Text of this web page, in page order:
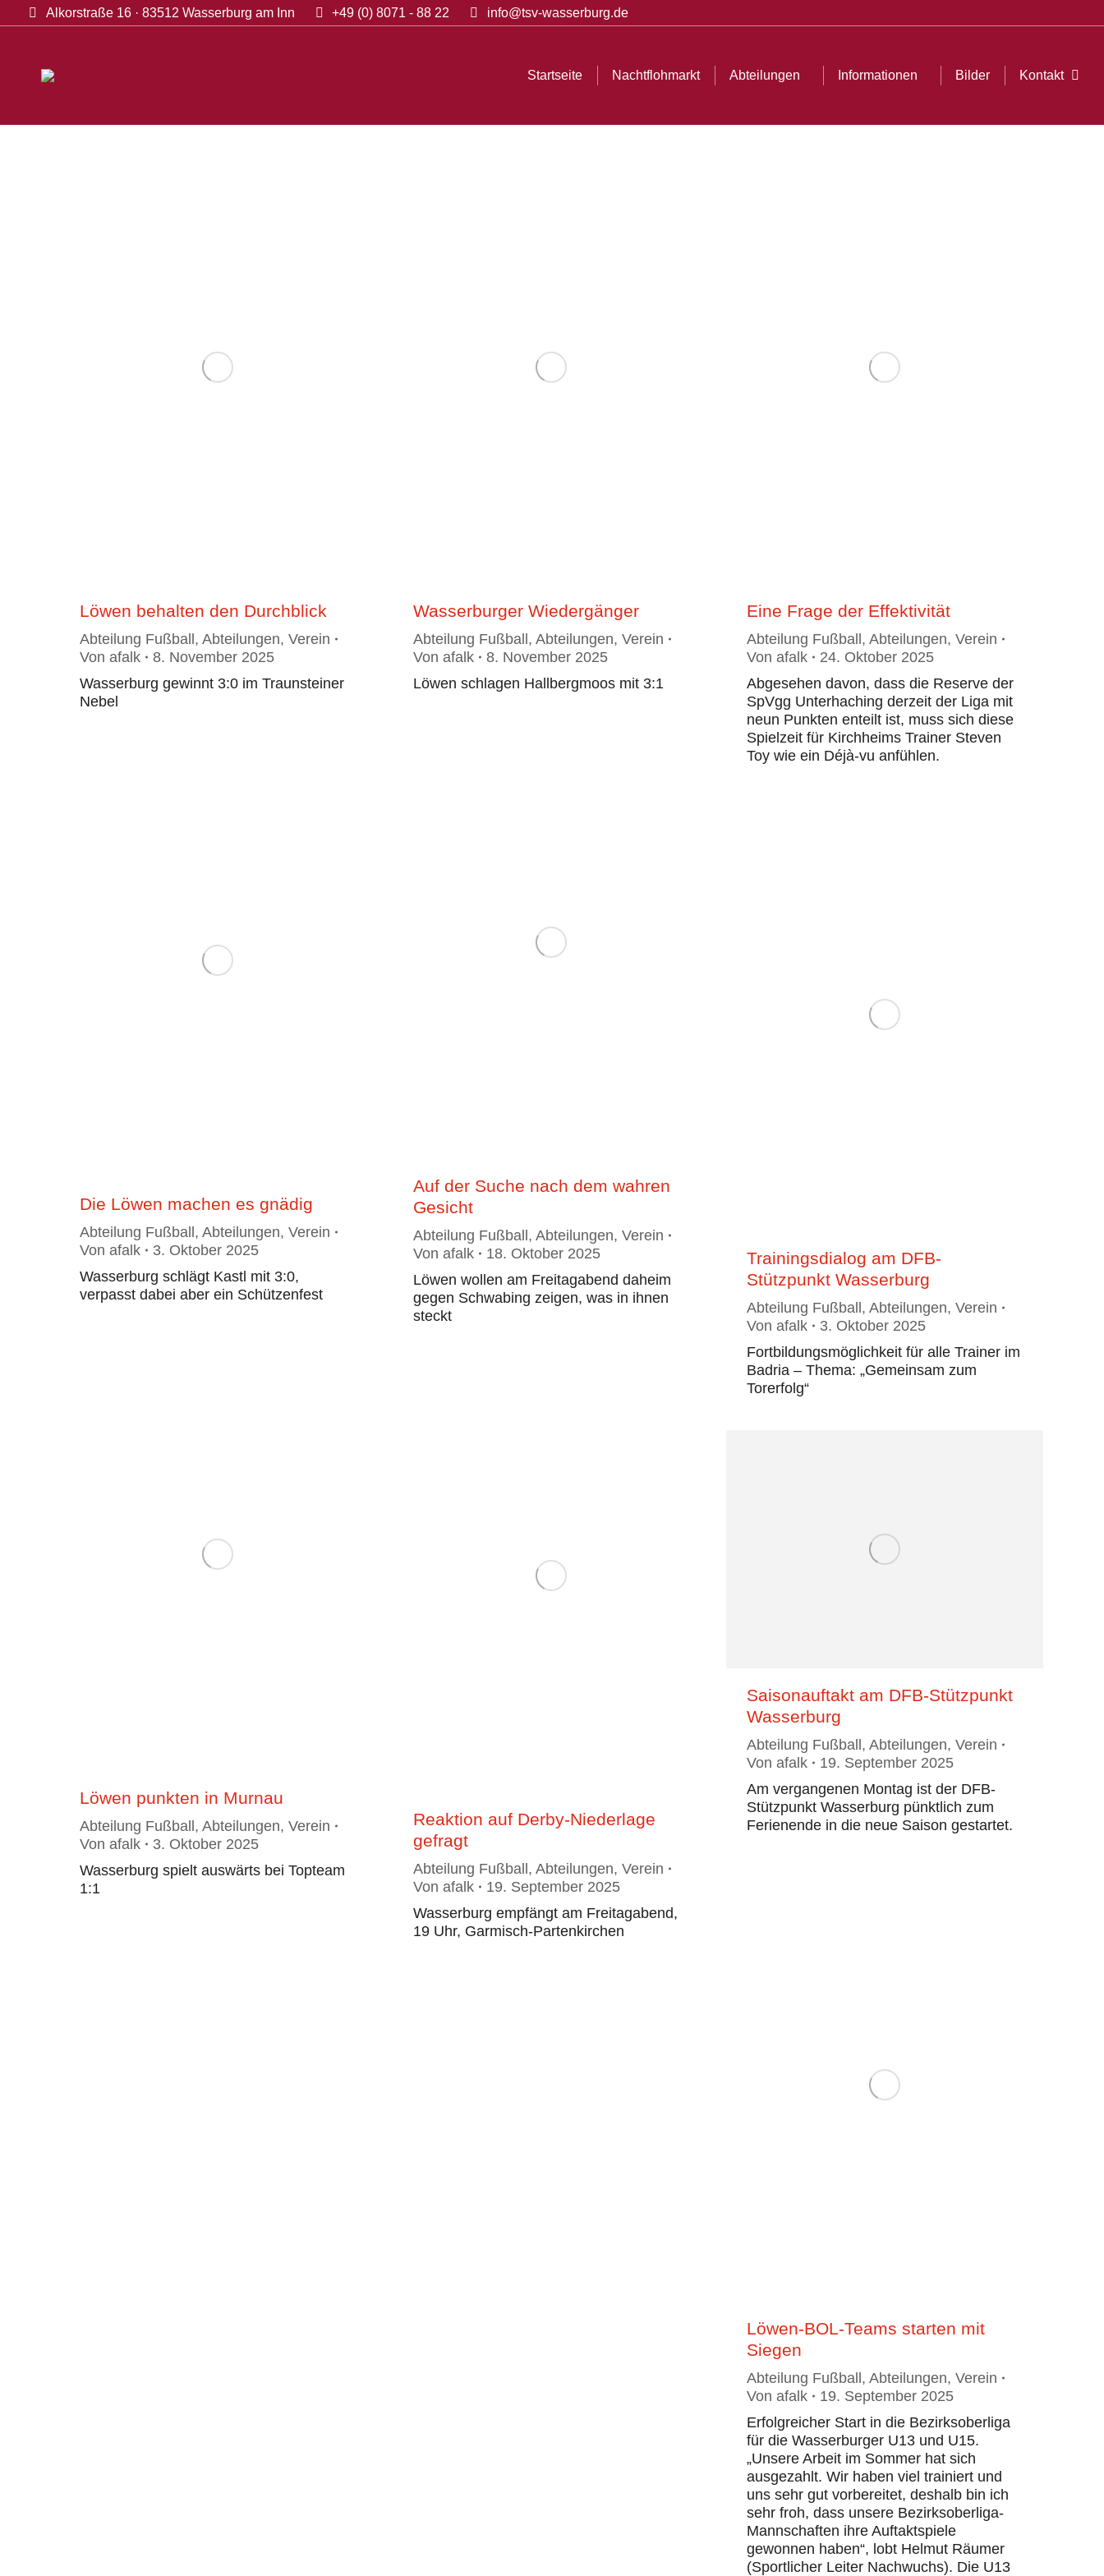
Alkorstraße 16 · 83512 Wasserburg am Inn +49 (0) 8071 - 88 22 info@tsv-wasserburg.de
Startseite Nachtflohmarkt Abteilungen Informationen Bilder Kontakt
Löwen behalten den Durchblick
Abteilung Fußball, Abteilungen, Verein
Von afalk
8. November 2025
Wasserburg gewinnt 3:0 im Traunsteiner
Nebel
Wasserburger Wiedergänger
Abteilung Fußball, Abteilungen, Verein
Von afalk
8. November 2025
Löwen schlagen Hallbergmoos mit 3:1
Eine Frage der Effektivität
Abteilung Fußball, Abteilungen, Verein
Von afalk
24. Oktober 2025
Abgesehen davon, dass die Reserve der
SpVgg Unterhaching derzeit der Liga mit
neun Punkten enteilt ist, muss sich diese
Spielzeit für Kirchheims Trainer Steven
Toy wie ein Déjà-vu anfühlen.
Auf der Suche nach dem wahren
Gesicht
Abteilung Fußball, Abteilungen, Verein
Von afalk
18. Oktober 2025
Löwen wollen am Freitagabend daheim
gegen Schwabing zeigen, was in ihnen
steckt
Die Löwen machen es gnädig
Abteilung Fußball, Abteilungen, Verein
Von afalk
3. Oktober 2025
Wasserburg schlägt Kastl mit 3:0,
verpasst dabei aber ein Schützenfest
Trainingsdialog am DFB-
Stützpunkt Wasserburg
Abteilung Fußball, Abteilungen, Verein
Von afalk
3. Oktober 2025
Fortbildungsmöglichkeit für alle Trainer im
Badria – Thema: „Gemeinsam zum
Torerfolg“
Löwen punkten in Murnau
Abteilung Fußball, Abteilungen, Verein
Von afalk
3. Oktober 2025
Wasserburg spielt auswärts bei Topteam
1:1
Reaktion auf Derby-Niederlage
gefragt
Abteilung Fußball, Abteilungen, Verein
Von afalk
19. September 2025
Wasserburg empfängt am Freitagabend,
19 Uhr, Garmisch-Partenkirchen
Saisonauftakt am DFB-Stützpunkt
Wasserburg
Abteilung Fußball, Abteilungen, Verein
Von afalk
19. September 2025
Am vergangenen Montag ist der DFB-
Stützpunkt Wasserburg pünktlich zum
Ferienende in die neue Saison gestartet.
Löwen-BOL-Teams starten mit
Siegen
Abteilung Fußball, Abteilungen, Verein
Von afalk
19. September 2025
Erfolgreicher Start in die Bezirksoberliga
für die Wasserburger U13 und U15.
„Unsere Arbeit im Sommer hat sich
ausgezahlt. Wir haben viel trainiert und
uns sehr gut vorbereitet, deshalb bin ich
sehr froh, dass unsere Bezirksoberliga-
Mannschaften ihre Auftaktspiele
gewonnen haben“, lobt Helmut Räumer
(Sportlicher Leiter Nachwuchs). Die U13
Startseite Nachtflohmarkt Abteilungen Informationen Bilder Kontakt Search: